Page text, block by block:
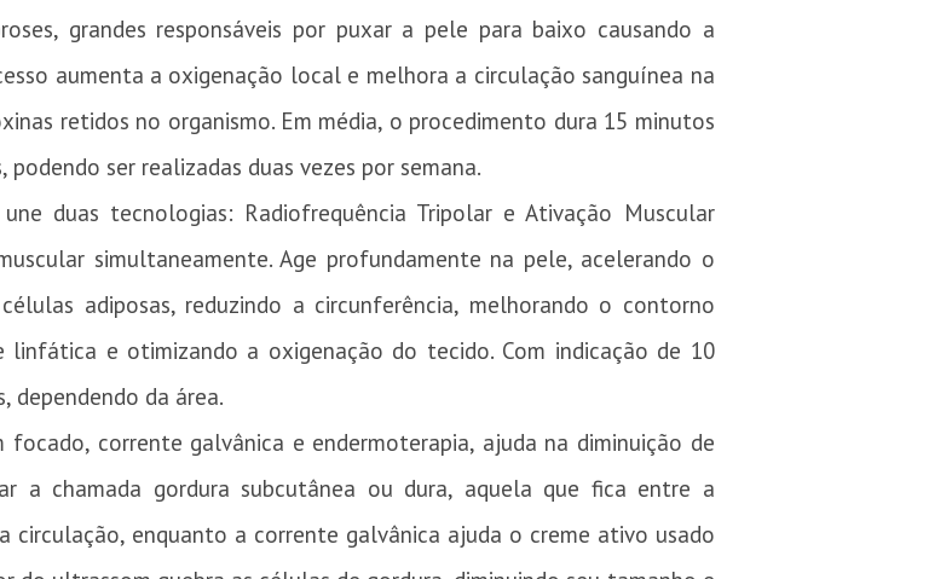
grandes responsáveis por puxar a pele para baixo causando a
aumenta a oxigenação local e melhora a circulação sanguínea na
retidos no organismo. Em média, o procedimento dura 15 minutos
ser realizadas duas vezes por semana.
duas tecnologias: Radiofrequência Tripolar e Ativação Muscular
simultaneamente. Age profundamente na pele, acelerando o
adiposas, reduzindo a circunferência, melhorando o contorno
linfática e otimizando a oxigenação do tecido. Com indicação de 10
dependendo da área.
focado, corrente galvânica e endermoterapia, ajuda na diminuição de
a chamada gordura subcutânea ou dura, aquela que fica entre a
circulação, enquanto a corrente galvânica ajuda o creme ativo usado